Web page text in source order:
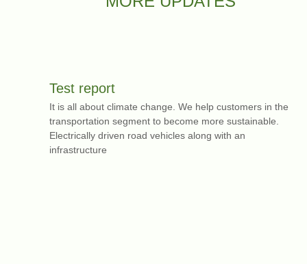
Test report
It is all about climate change. We help customers in the
transportation segment to become more sustainable.
Electrically driven road vehicles along with an
infrastructure